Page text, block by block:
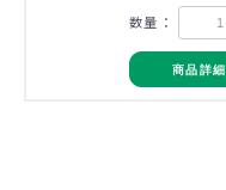
数量：
商品詳